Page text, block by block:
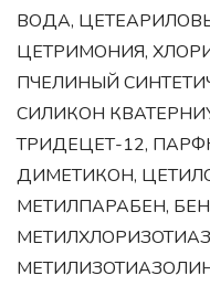
ВОДА,
ЦЕТРИМОНИЯ,
ПЧЕЛИНЫЙ
СИЛИКОН
ТРИДЕЦЕТ-12,
ДИМЕТИКОН,
МЕТИЛПАРАБЕН,